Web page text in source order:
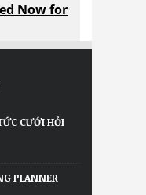
Now for
CƯỚI HỎI
PLANNER